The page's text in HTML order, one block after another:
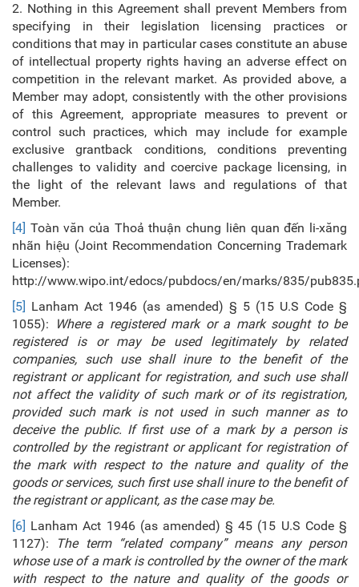
2. Nothing in this Agreement shall prevent Members from
specifying in their legislation licensing practices or
conditions that may in particular cases constitute an abuse
of intellectual property rights having an adverse effect on
competition in the relevant market. As provided above, a
Member may adopt, consistently with the other provisions
of this Agreement, appropriate measures to prevent or
control such practices, which may include for example
exclusive grantback conditions, conditions preventing
challenges to validity and coercive package licensing, in
the light of the relevant laws and regulations of that
Member.
[4] Toàn văn của Thoả thuận chung liên quan đến li-xăng
nhãn hiệu (Joint Recommendation Concerning Trademark
Licenses):
http://www.wipo.int/edocs/pubdocs/en/marks/835/
[5] Lanham Act 1946 (as amended) § 5 (15 U.S Code §
1055):
Where a registered mark or a mark sought to be
registered is or may be used legitimately by related
companies, such use shall inure to the benefit of the
registrant or applicant for registration, and such use shall
not affect the validity of such mark or of its registration,
provided such mark is not used in such manner as to
deceive the public. If first use of a mark by a person is
controlled by the registrant or applicant for registration of
the mark with respect to the nature and quality of the
goods or services, such first use shall inure to the benefit of
the registrant or applicant, as the case may be.
[6] Lanham Act 1946 (as amended) § 45 (15 U.S Code §
1127):
The term “related company” means any person
whose use of a mark is controlled by the owner of the mark
with respect to the nature and quality of the goods or